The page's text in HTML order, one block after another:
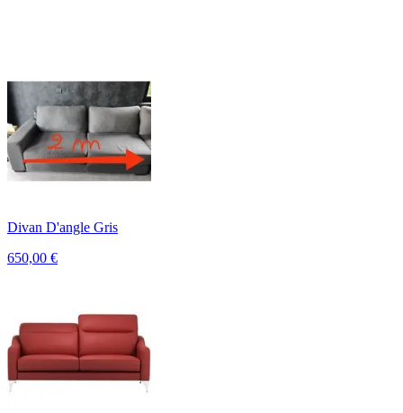
Divan D'angle Gris
650,00 €